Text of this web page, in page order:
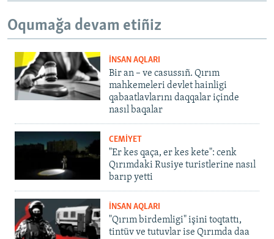
Oqumağa devam etiñiz
İNSAN AQLARI
Bir an – ve casussıñ. Qırım
mahkemeleri devlet hainligi
qabaatlavlarını daqqalar içinde
nasıl baqalar
CEMİYET
"Er kes qaça, er kes kete": cenk
Qırımdaki Rusiye turistlerine nasıl
barıp yetti
İNSAN AQLARI
"Qırım birdemligi" işini toqtattı,
tintüv ve tutuvlar ise Qırımda daa